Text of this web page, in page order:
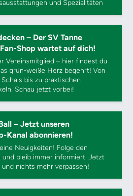
und Spezialitäten
– Der SV Tanne
Shop wartet auf dich!
Vereinsmitglied – hier findest du
grün-weiße Herz begehrt! Von
bis zu praktischen
Schau jetzt vorbei!
– Jetzt unseren
Kanal abonnieren!
Neuigkeiten! Folge den
und bleib immer informiert. Jetzt
und nichts mehr verpassen!